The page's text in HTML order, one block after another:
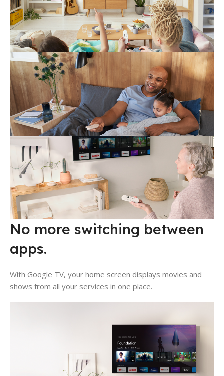
No more switching between
apps.
With Google TV, your home screen displays movies and
shows from all your services in one place.